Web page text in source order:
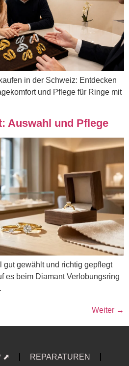
in der Schweiz: Entdecken
und Pflege für Ringe mit
Auswahl und Pflege
gut gewählt und richtig gepflegt
es beim Diamant Verlobungsring
Weiter →
⬈ REPARATUREN